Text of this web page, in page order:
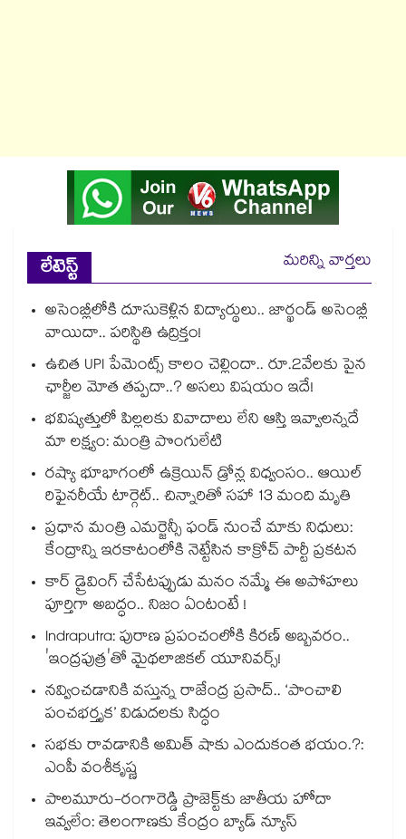
లేటెస్ట్
మరిన్ని వార్తలు
అసెంబ్లీలోకి దూసుకెళ్లిన విద్యార్థులు.. జార్ఖండ్ అసెంబ్లీ
వాయిదా.. పరిస్థితి ఉద్రిక్తం!
ఉచిత UPI పేమెంట్స్ కాలం చెల్లిందా.. రూ.2వేలకు పైన
ఛార్జీల మోత తప్పదా..? అసలు విషయం ఇదే!
భవిష్యత్తులో పిల్లలకు వివాదాలు లేని ఆస్తి ఇవ్వాలన్నదే
మా లక్ష్యం: మంత్రి పొంగులేటి
రష్యా భూభాగంలో ఉక్రెయిన్ డ్రోన్ల విధ్వంసం.. ఆయిల్
రిఫైనరీయే టార్గెట్.. చిన్నారితో సహా 13 మంది మృతి
ప్రధాన మంత్రి ఎమర్జెన్సీ ఫండ్ నుంచే మాకు నిధులు:
కేంద్రాన్ని ఇరకాటంలోకి నెట్టేసిన కాక్రోచ్ పార్టీ ప్రకటన
కార్ డ్రైవింగ్ చేసేటప్పుడు మనం నమ్మే ఈ అపోహలు
పూర్తిగా అబద్ధం.. నిజం ఏంటంటే !
Indraputra: పురాణ ప్రపంచంలోకి కిరణ్ అబ్బవరం..
'ఇంద్రపుత్ర'తో మైథలాజికల్ యూనివర్స్!
నవ్వించడానికి వస్తున్న రాజేంద్ర ప్రసాద్.. ‘పాంచాలి
పంచభర్తృక’ విడుదలకు సిద్ధం
సభకు రావడానికి అమిత్ షాకు ఎందుకంత భయం.?:
ఎంపీ వంశీకృష్ణ
పాలమూరు-రంగారెడ్డి ప్రాజెక్ట్‎కు జాతీయ హోదా
ఇవ్వలేం: తెలంగాణకు కేంద్రం బ్యాడ్ న్యూస్